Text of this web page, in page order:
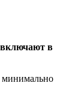
включают в
минимально